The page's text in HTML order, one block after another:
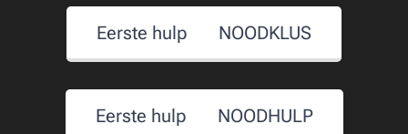
Eerste hulp 🆘 NOODKLUS
Eerste hulp 🆘 NOODHULP